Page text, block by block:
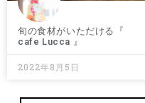
旬の食材がいただける『
cafe Lucca 』
2022年8月5日